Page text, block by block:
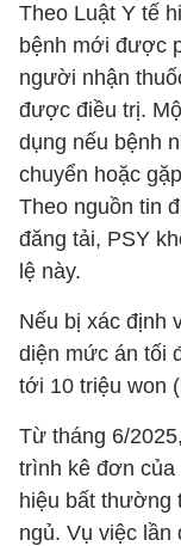
Theo Luật Y tế
bệnh mới được
người nhận
được điều trị.
dụng nếu bệnh
chuyển hoặc
Theo nguồn tin
đăng tải, PSY
lệ này.
Nếu bị xác định
diện mức án tối
tới 10 triệu won
Từ tháng 6/
trình kê đơn của
hiệu bất thường
ngủ. Vụ việc lần